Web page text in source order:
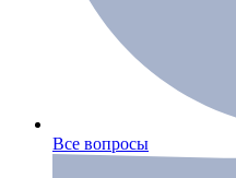
Все вопросы